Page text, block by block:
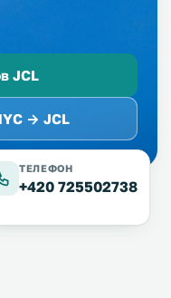
JCL
→ JCL
ТЕЛЕФОН
+420 725502738